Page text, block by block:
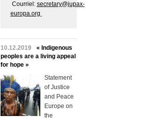
Courriel: secretary@jupax-
europa.org
10.12.2019
« Indigenous
peoples are a living appeal
for hope »
Statement
of Justice
and Peace
Europe on
the